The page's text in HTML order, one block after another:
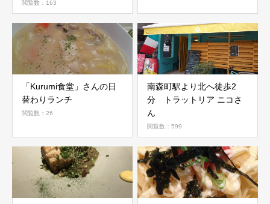
閲覧数：163
「Kurumi食堂」さんの日
替わりランチ
閲覧数：26
南森町駅より北へ徒歩2
分 トラットリア ニコさ
ん
閲覧数：599